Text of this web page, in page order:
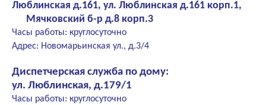
Люблинская д.161, ул. Люблинская д.161 корп.1,
Мячковский б-р д.8 корп.3
Часы работы: круглосуточно
Адрес: Новомарьинская ул., д.3/4
Диспетчерская служба по дому:
ул. Люблинская, д.179/1
Часы работы: круглосуточно